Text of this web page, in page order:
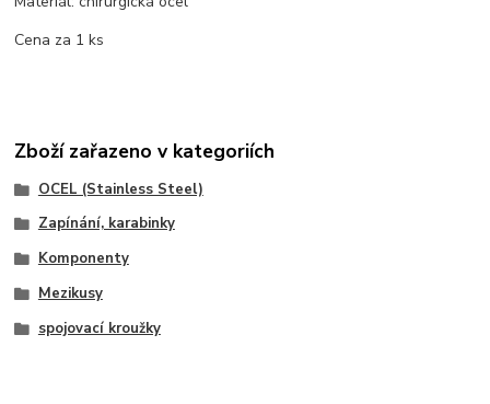
Cena za 1 ks
Zboží zařazeno v kategoriích
OCEL (Stainless Steel)
Zapínání, karabinky
Komponenty
Mezikusy
spojovací kroužky